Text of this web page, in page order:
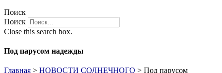
Поиск
Поиск
Close this search box.
Под парусом надежды
Главная > НОВОСТИ СОЛНЕЧНОГО > Под парусом